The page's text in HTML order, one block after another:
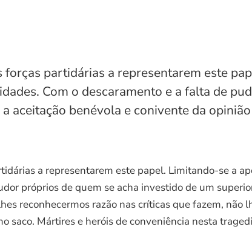
partidárias a representarem este
Com o descaramento e a falta de
aceitação benévola e conivente da
a representarem este papel. Limitando-se a
próprios de quem se acha investido de um
reconhecermos razão nas críticas que fazem, não
saco. Mártires e heróis de conveniência nesta